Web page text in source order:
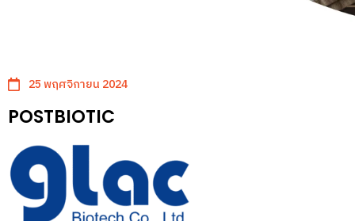
25 พฤศจิกายน 2024
POSTBIOTIC